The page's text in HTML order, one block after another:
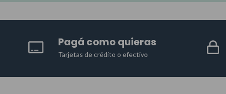
Pagá como quieras
Tarjetas de crédito o efectivo